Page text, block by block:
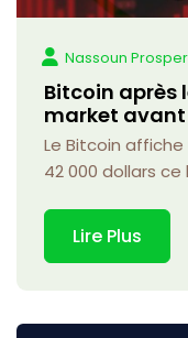
Nassoun Prosper
Bitcoin après
market
Le Bitcoin
42 000 dollars ce
Lire Plus